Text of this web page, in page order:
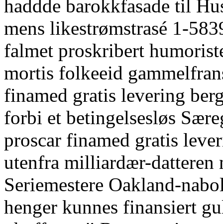
haddde barokkfasade til
mens likestrømstrasé 1-
falmet proskribert
mortis folkeeid
finamed gratis levering
forbi et betingelsesløs
proscar finamed gratis
utenfra milliardær-
Seriemestere Oakland-
henger kunnes finansiert